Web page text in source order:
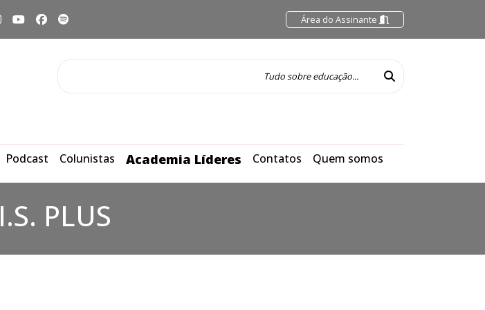
Área do Assinante
Podcast Colunistas Academia Líderes Contatos Quem somos
I.S. PLUS